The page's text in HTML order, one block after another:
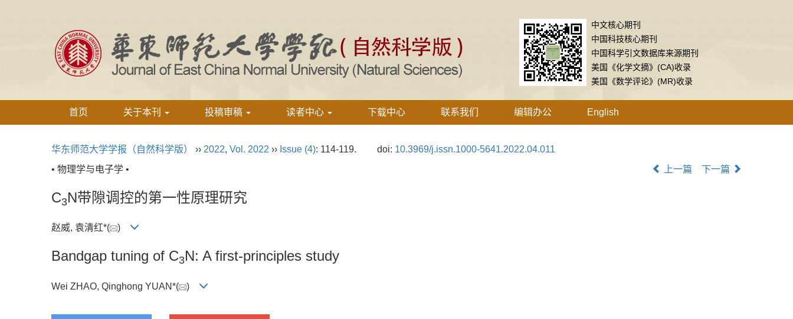
中文核心期刊
中国科技核心期刊
中国科学引文数据库来源期刊
美国《化学文摘》(CA)收录
美国《数学评论》(MR)收录
首页 关于本刊 投稿审稿 读者中心 下载中心 联系我们 编辑办公 English
华东师范大学学报（自然科学版） ›› 2022, Vol. 2022 ›› Issue (4): 114-119. doi: 10.3969/j.issn.1000-5641.2022.04.011
• 物理学与电子学 •
上一篇 下一篇
C3N带隙调控的第一性原理研究
赵威, 袁清红*( )
Bandgap tuning of C3N: A first-principles study
Wei ZHAO, Qinghong YUAN*( )